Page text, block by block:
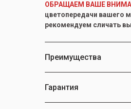
ОБРАЩАЕМ ВАШЕ
цветопередачи вашего
рекомендуем сличать
Преимущества
Гарантия